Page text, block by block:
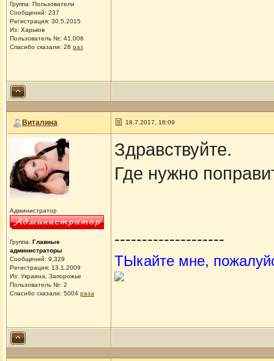
Группа: Пользователи
Сообщений: 237
Регистрация: 30.5.2015
Из: Харьков
Пользователь №: 41,006
Спасибо сказали: 28 раз
Виталина 18.7.2017, 18:09
Администратор
Группа: Главные
администраторы
Сообщений: 9,329
Регистрация: 13.1.2009
Из: Украина, Запорожье
Пользователь №: 2
Спасибо сказали: 5004 раза
Здравствуйте.
Где нужно
--------------------
ТЫкайте мне,